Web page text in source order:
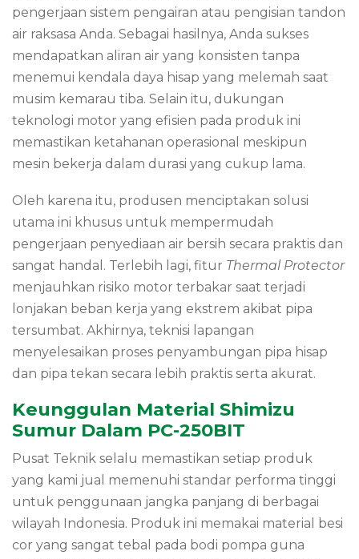
pengerjaan sistem pengairan atau pengisian tandon
air raksasa Anda. Sebagai hasilnya, Anda sukses
mendapatkan aliran air yang konsisten tanpa
menemui kendala daya hisap yang melemah saat
musim kemarau tiba. Selain itu, dukungan
teknologi motor yang efisien pada produk ini
memastikan ketahanan operasional meskipun
mesin bekerja dalam durasi yang cukup lama.
Oleh karena itu, produsen menciptakan solusi
utama ini khusus untuk mempermudah
pengerjaan penyediaan air bersih secara praktis dan
sangat handal. Terlebih lagi, fitur Thermal Protector
menjauhkan risiko motor terbakar saat terjadi
lonjakan beban kerja yang ekstrem akibat pipa
tersumbat. Akhirnya, teknisi lapangan
menyelesaikan proses penyambungan pipa hisap
dan pipa tekan secara lebih praktis serta akurat.
Keunggulan Material Shimizu
Sumur Dalam PC-250BIT
Pusat Teknik selalu memastikan setiap produk
yang kami jual memenuhi standar performa tinggi
untuk penggunaan jangka panjang di berbagai
wilayah Indonesia. Produk ini memakai material besi
cor yang sangat tebal pada bodi pompa guna